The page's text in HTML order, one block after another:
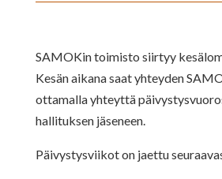
SAMOKin toimisto siirtyy
Kesän aikana saat yhteyden
ottamalla yhteyttä
hallituksen jäseneen.
Päivystysviikot on jaettu